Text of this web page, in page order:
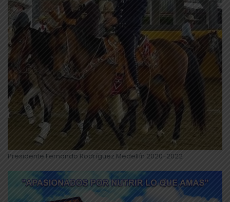
Presidente Fernando Rodríguez Medellín 2020-2022